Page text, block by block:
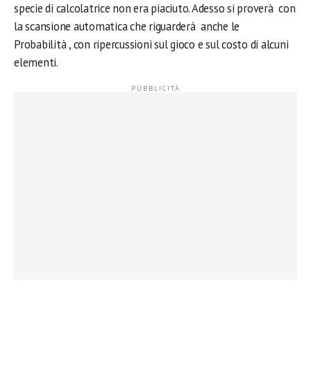
specie di calcolatrice non era piaciuto. Adesso si proverà con
la scansione automatica che riguarderà anche le
Probabilità , con ripercussioni sul gioco e sul costo di alcuni
elementi.